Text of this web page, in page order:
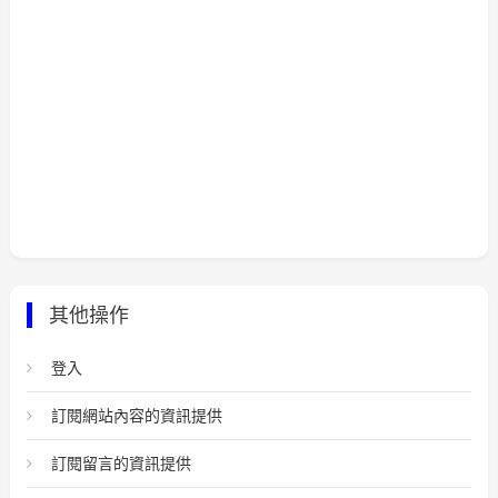
其他操作
登入
訂閱網站內容的資訊提供
訂閱留言的資訊提供